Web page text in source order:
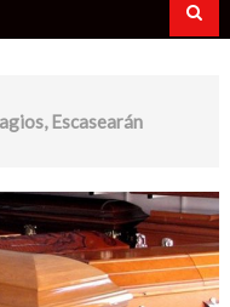
Escasearán